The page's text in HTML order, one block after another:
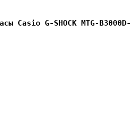
Casio G-SHOCK MTG-B3000D-